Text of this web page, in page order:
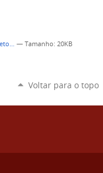
— Tamanho: 20KB
Voltar para o topo